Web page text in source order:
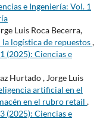
e Ingeniería: Vol. 1
Luis Roca Becerra,
logística de repuestos,
(2025): Ciencias e
Hurtado , Jorge Luis
artificial en el
en el rubro retail ,
(2025): Ciencias e